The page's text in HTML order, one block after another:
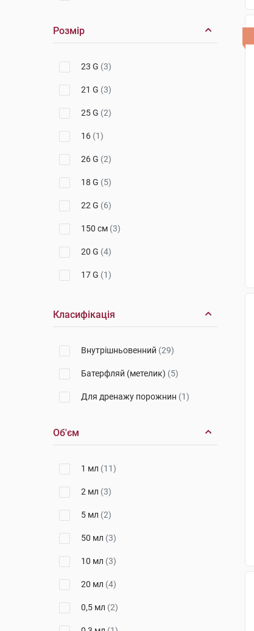
Розмір
23 G (3)
21 G (3)
25 G (2)
16 (1)
26 G (2)
18 G (5)
22 G (6)
150 см (3)
20 G (4)
17 G (1)
14 G(1)
Класифікація
Внутрішньовенний (29)
Батерфляй (метелик) (5)
Для дренажу порожнин (1)
Об'єм
1 мл (11)
2 мл (3)
5 мл (2)
50 мл (3)
10 мл (3)
20 мл (4)
0,5 мл (2)